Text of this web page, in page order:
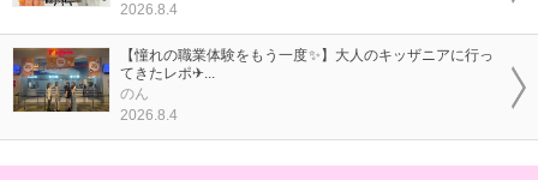
2026.8.4
【憧れの職業体験をもう一度✨】大人のキッザニアに行っ
てきたレポ✈...
のん
2026.8.4